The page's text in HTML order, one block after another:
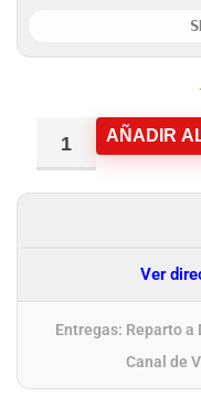
AÑADIR
Ver
Entregas: Reparto
Canal de